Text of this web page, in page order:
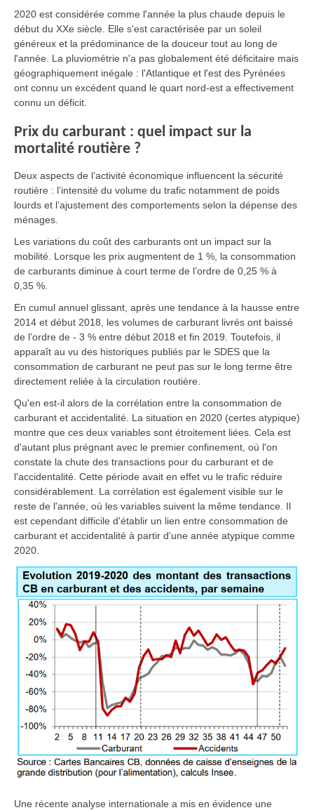
2020 est considérée comme l'année la plus chaude depuis le
début du XXe siècle. Elle s'est caractérisée par un soleil
généreux et la prédominance de la douceur tout au long de
l'année. La pluviométrie n'a pas globalement été déficitaire mais
géographiquement inégale : l'Atlantique et l'est des Pyrénées
ont connu un excédent quand le quart nord-est a effectivement
connu un déficit.
Prix du carburant : quel impact sur la
mortalité routière ?
Deux aspects de l’activité économique influencent la sécurité
routière : l’intensité du volume du trafic notamment de poids
lourds et l’ajustement des comportements selon la dépense des
ménages.
Les variations du coût des carburants ont un impact sur la
mobilité. Lorsque les prix augmentent de 1 %, la consommation
de carburants diminue à court terme de l’ordre de 0,25 % à
0,35 %.
En cumul annuel glissant, après une tendance à la hausse entre
2014 et début 2018, les volumes de carburant livrés ont baissé
de l’ordre de - 3 % entre début 2018 et fin 2019. Toutefois, il
apparaît au vu des historiques publiés par le SDES que la
consommation de carburant ne peut pas sur le long terme être
directement reliée à la circulation routière.
Qu'en est-il alors de la corrélation entre la consommation de
carburant et accidentalité. La situation en 2020 (certes atypique)
montre que ces deux variables sont étroitement liées. Cela est
d'autant plus prégnant avec le premier confinement, où l'on
constate la chute des transactions pour du carburant et de
l'accidentalité. Cette période avait en effet vu le trafic réduire
considérablement. La corrélation est également visible sur le
reste de l'année, où les variables suivent la même tendance. Il
est cependant difficile d'établir un lien entre consommation de
carburant et accidentalité à partir d'une année atypique comme
2020.
Une récente analyse internationale a mis en évidence une